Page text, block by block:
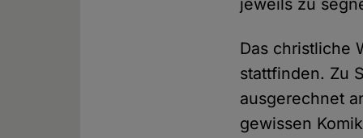
jeweils zu
Das christliche
stattfinden. Zu
ausgerechnet
gewissen